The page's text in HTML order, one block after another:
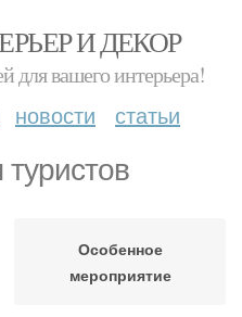
И ДЕКОР
для вашего интерьера!
новости статьи
Особенное
мероприятие